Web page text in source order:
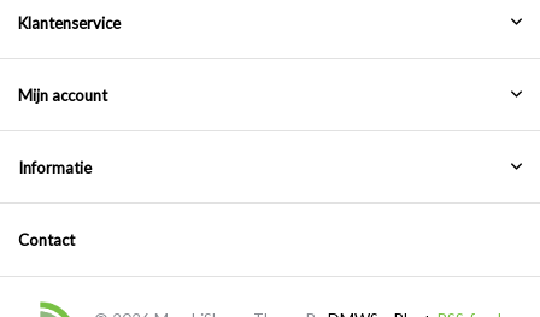
Klantenservice
Mijn account
Informatie
Contact